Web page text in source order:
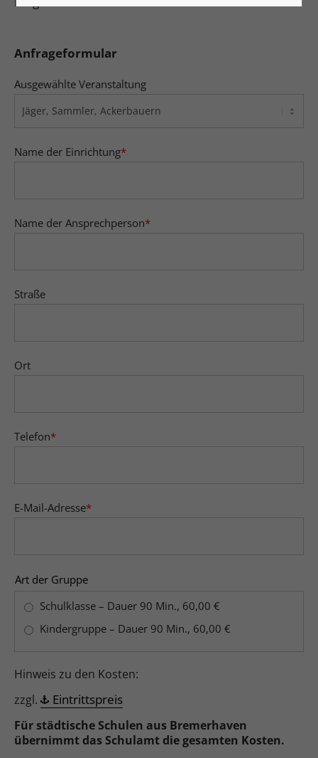
Anfrageformular
Ausgewählte Veranstaltung
Name der Einrichtung*
Name der Ansprechperson*
Straße
Ort
Telefon*
E-Mail-Adresse*
Art der Gruppe
Schulklasse – Dauer 90 Min., 60,00 €
Kindergruppe – Dauer 90 Min., 60,00 €
Hinweis zu den Kosten:
zzgl.
Eintrittspreis
Für städtische Schulen aus Bremerhaven
übernimmt das Schulamt die gesamten Kosten.